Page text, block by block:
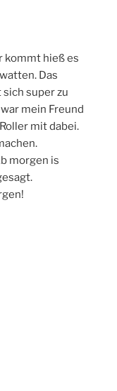
kommt hieß es
Das
super zu
mein Freund
mit dabei.
morgen is